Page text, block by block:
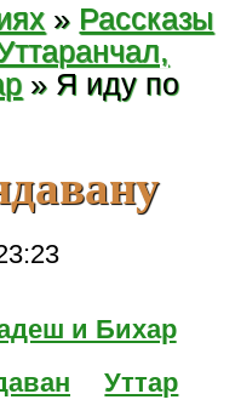
» Рассказы
» Я иду по
и Бихар
Уттар